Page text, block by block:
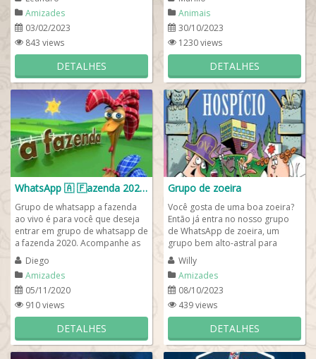
outras...
Amizades
03/02/2023
843 views
DETALHES
adestrar cães...
Animais
30/10/2023
1230 views
DETALHES
WhatsApp 🇦​ 🇫​azenda 2020 🤠🐔
Grupo de whatsapp a fazenda
ao vivo é para você que deseja
entrar em grupo de whatsapp de
a fazenda 2020. Acompanhe as
notícias que acabaram de sair
do r7 a...
Diego
Amizades
05/11/2020
910 views
DETALHES
Grupo de zoeira
Você gosta de uma boa zoeira?
Então já entra no nosso grupo
de WhatsApp de zoeira, um
grupo bem alto-astral para
quem gosta de dar muita risada
e se divertir...
Willy
Amizades
08/10/2023
439 views
DETALHES